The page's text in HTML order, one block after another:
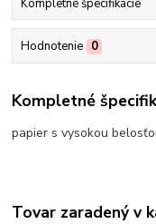
Hodnotenie 0
Kompletné
papier s vysokou
Tovar zaradený v